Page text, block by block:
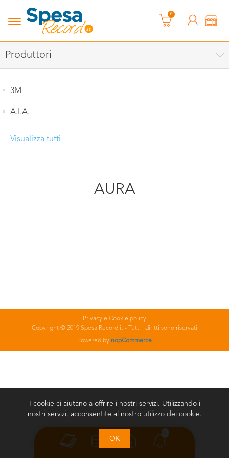
0
Produttori
3M
A.I.A.
Visualizza tutti
AURA
Privacy e Cookie policy
Copyright © 2019 Spesa Record.it - Tutti i diritti sono riservati
Powered by nopCommerce
I cookie ci aiutano a offrire i nostri servizi. Utilizzando i
nostri servizi, acconsentite al nostro utilizzo dei cookie.
OK